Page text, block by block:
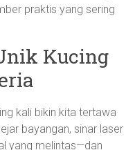
praktis yang sering
Kucing
kali bikin kita tertawa
bayangan, sinar laser
yang melintas—dan